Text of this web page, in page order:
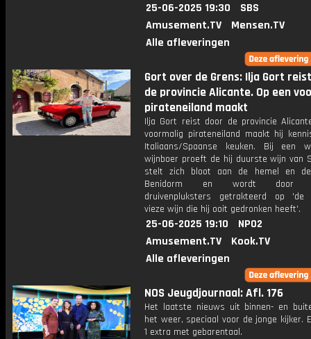
25-06-2025 19:30
SBS
Amusement.TV
Mensen.TV
Alle afleveringen
Gort over de Grens: Ilja Gort
de provincie Alicante. Op een
pirateneiland maakt
Ilja Gort reist door de provincie
voormalig pirateneiland maakt hij
Italiaans/Spaanse keuken. Bij een
wijnboer proeft de hij duurste wijn van
stelt zich bloot aan de hemel en
Benidorm en wordt door
druivenpluksters getrakteerd op 'de
vieze wijn die hij ooit gedronken heeft'.
25-06-2025 19:10
NPO2
Amusement.TV
Kook.TV
Alle afleveringen
NOS Jeugdjournaal: Afl. 176
Het laatste nieuws uit binnen- en
het weer, speciaal voor de jonge kijker.
1 extra met gebarentaal.